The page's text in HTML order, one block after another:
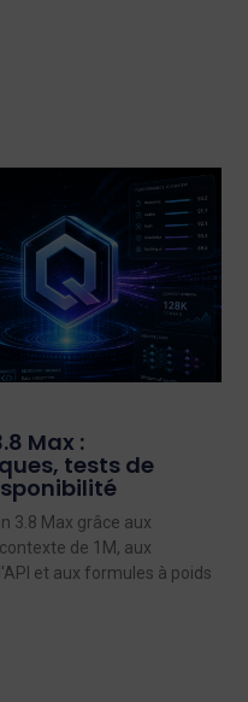
Max :
tests de
3.8 Max grâce aux
de 1M, aux
et aux formules à poids